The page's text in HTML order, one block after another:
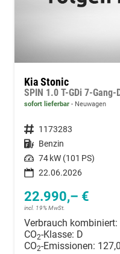
Kia Stonic
SPIN 1.0 T-GDi 7-Gang-
sofort lieferbar Neuwagen
Fahrzeugnummer 1173283
Kraftstoff Benzin
Leistung 74 kW (101 PS)
22.06.2026
22.990,– €
incl. 19% MwSt.
Verbrauch kombiniert:
CO2-Klasse: D
CO2-Emissionen: